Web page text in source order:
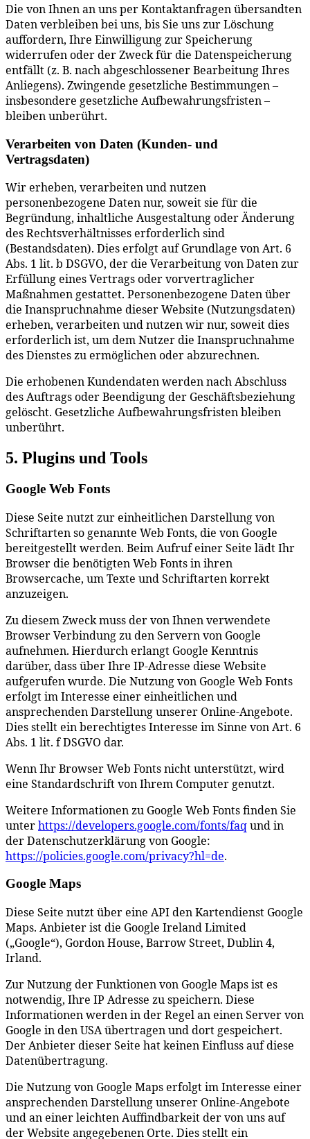
Die von Ihnen an uns per Kontaktanfragen übersandten
Daten verbleiben bei uns, bis Sie uns zur Löschung
auffordern, Ihre Einwilligung zur Speicherung
widerrufen oder der Zweck für die Datenspeicherung
entfällt (z. B. nach abgeschlossener Bearbeitung Ihres
Anliegens). Zwingende gesetzliche Bestimmungen –
insbesondere gesetzliche Aufbewahrungsfristen –
bleiben unberührt.
Verarbeiten von Daten (Kunden- und
Vertragsdaten)
Wir erheben, verarbeiten und nutzen
personenbezogene Daten nur, soweit sie für die
Begründung, inhaltliche Ausgestaltung oder Änderung
des Rechtsverhältnisses erforderlich sind
(Bestandsdaten). Dies erfolgt auf Grundlage von Art. 6
Abs. 1 lit. b DSGVO, der die Verarbeitung von Daten zur
Erfüllung eines Vertrags oder vorvertraglicher
Maßnahmen gestattet. Personenbezogene Daten über
die Inanspruchnahme dieser Website (Nutzungsdaten)
erheben, verarbeiten und nutzen wir nur, soweit dies
erforderlich ist, um dem Nutzer die Inanspruchnahme
des Dienstes zu ermöglichen oder abzurechnen.
Die erhobenen Kundendaten werden nach Abschluss
des Auftrags oder Beendigung der Geschäftsbeziehung
gelöscht. Gesetzliche Aufbewahrungsfristen bleiben
unberührt.
5. Plugins und Tools
Google Web Fonts
Diese Seite nutzt zur einheitlichen Darstellung von
Schriftarten so genannte Web Fonts, die von Google
bereitgestellt werden. Beim Aufruf einer Seite lädt Ihr
Browser die benötigten Web Fonts in ihren
Browsercache, um Texte und Schriftarten korrekt
anzuzeigen.
Zu diesem Zweck muss der von Ihnen verwendete
Browser Verbindung zu den Servern von Google
aufnehmen. Hierdurch erlangt Google Kenntnis
darüber, dass über Ihre IP-Adresse diese Website
aufgerufen wurde. Die Nutzung von Google Web Fonts
erfolgt im Interesse einer einheitlichen und
ansprechenden Darstellung unserer Online-Angebote.
Dies stellt ein berechtigtes Interesse im Sinne von Art. 6
Abs. 1 lit. f DSGVO dar.
Wenn Ihr Browser Web Fonts nicht unterstützt, wird
eine Standardschrift von Ihrem Computer genutzt.
Weitere Informationen zu Google Web Fonts finden Sie
unterhttps://developers.google.com/fonts/faqund in
der Datenschutzerklärung von Google:
https://policies.google.com/privacy?hl=de.
Google Maps
Diese Seite nutzt über eine API den Kartendienst Google
Maps. Anbieter ist die Google Ireland Limited
(„Google“), Gordon House, Barrow Street, Dublin 4,
Irland.
Zur Nutzung der Funktionen von Google Maps ist es
notwendig, Ihre IP Adresse zu speichern. Diese
Informationen werden in der Regel an einen Server von
Google in den USA übertragen und dort gespeichert.
Der Anbieter dieser Seite hat keinen Einfluss auf diese
Datenübertragung.
Die Nutzung von Google Maps erfolgt im Interesse einer
ansprechenden Darstellung unserer Online-Angebote
und an einer leichten Auffindbarkeit der von uns auf
der Website angegebenen Orte. Dies stellt ein